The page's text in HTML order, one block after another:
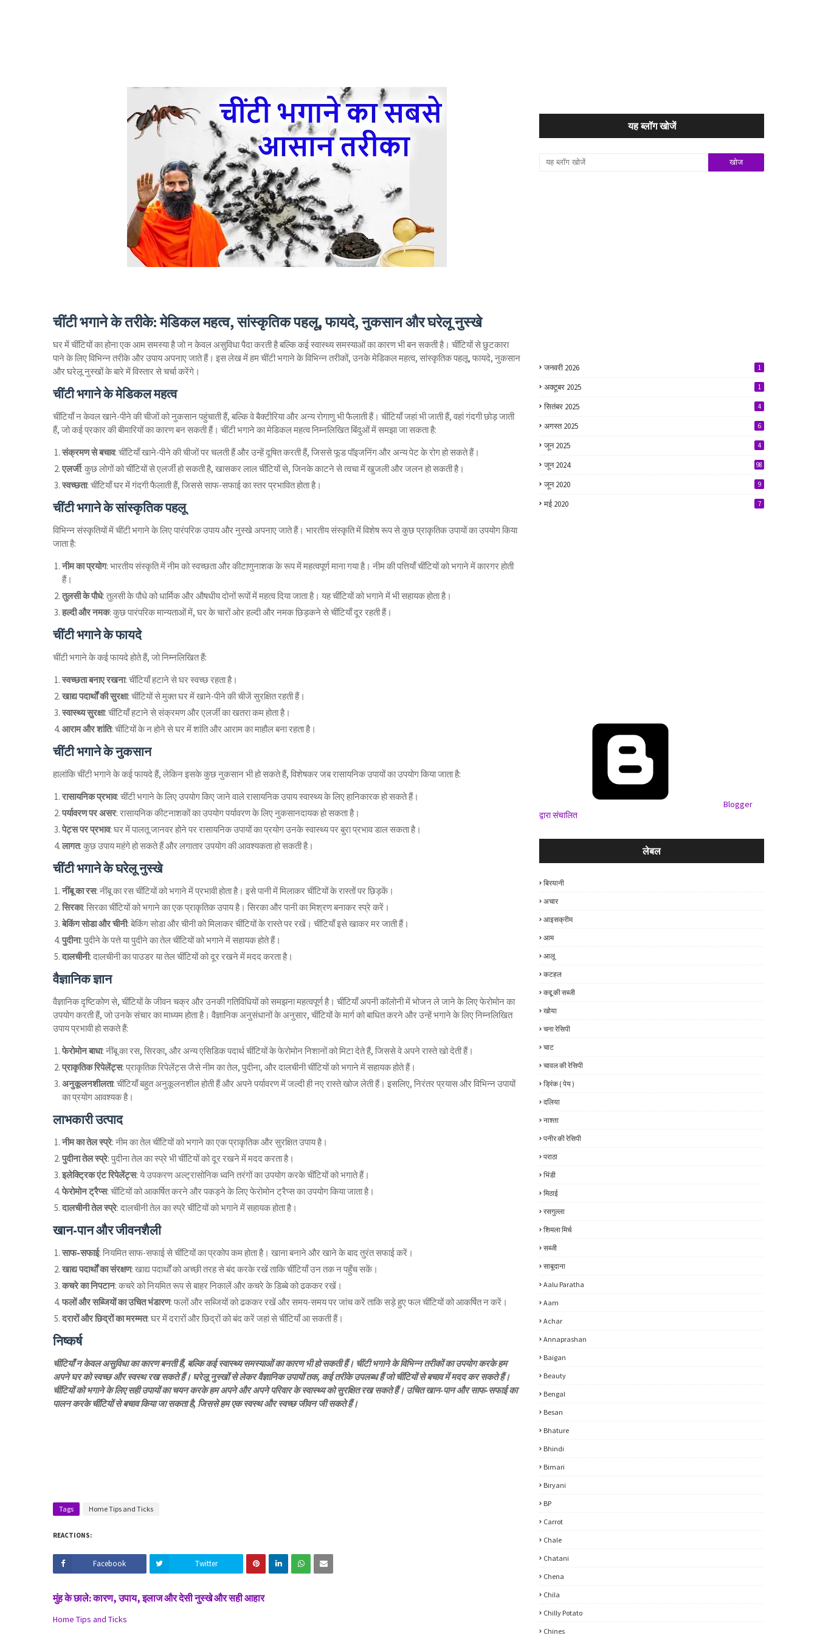
चींटी भगाने के तरीके: मेडिकल महत्व, सांस्कृतिक पहलू, फायदे, नुकसान और घरेलू नुस्खे
घर में चींटियों का होना एक आम समस्या है जो न केवल असुविधा पैदा करती है बल्कि कई स्वास्थ्य समस्याओं का कारण भी बन सकती है। चींटियों से छुटकारा
पाने के लिए विभिन्न तरीके और उपाय अपनाए जाते हैं। इस लेख में हम चींटी भगाने के विभिन्न तरीकों, उनके मेडिकल महत्व, सांस्कृतिक पहलू, फायदे, नुकसान
और घरेलू नुस्खों के बारे में विस्तार से चर्चा करेंगे।
चींटी भगाने के मेडिकल महत्व
चींटियाँ न केवल खाने-पीने की चीजों को नुकसान पहुंचाती हैं, बल्कि वे बैक्टीरिया और अन्य रोगाणु भी फैलाती हैं। चींटियाँ जहां भी जाती हैं, वहां गंदगी छोड़ जाती
हैं, जो कई प्रकार की बीमारियों का कारण बन सकती हैं। चींटी भगाने का मेडिकल महत्व निम्नलिखित बिंदुओं में समझा जा सकता है:
संक्रमण से बचाव: चींटियाँ खाने-पीने की चीजों पर चलती हैं और उन्हें दूषित करती हैं, जिससे फूड पॉइजनिंग और अन्य पेट के रोग हो सकते हैं।
एलर्जी: कुछ लोगों को चींटियों से एलर्जी हो सकती है, खासकर लाल चींटियों से, जिनके काटने से त्वचा में खुजली और जलन हो सकती है।
स्वच्छता: चींटियाँ घर में गंदगी फैलाती हैं, जिससे साफ-सफाई का स्तर प्रभावित होता है।
चींटी भगाने के सांस्कृतिक पहलू
विभिन्न संस्कृतियों में चींटी भगाने के लिए पारंपरिक उपाय और नुस्खे अपनाए जाते हैं। भारतीय संस्कृति में विशेष रूप से कुछ प्राकृतिक उपायों का उपयोग किया
जाता है:
नीम का प्रयोग: भारतीय संस्कृति में नीम को स्वच्छता और कीटाणुनाशक के रूप में महत्वपूर्ण माना गया है। नीम की पत्तियाँ चींटियों को भगाने में कारगर होती
हैं।
तुलसी के पौधे: तुलसी के पौधे को धार्मिक और औषधीय दोनों रूपों में महत्व दिया जाता है। यह चींटियों को भगाने में भी सहायक होता है।
हल्दी और नमक: कुछ पारंपरिक मान्यताओं में, घर के चारों ओर हल्दी और नमक छिड़कने से चींटियाँ दूर रहती हैं।
चींटी भगाने के फायदे
चींटी भगाने के कई फायदे होते हैं, जो निम्नलिखित हैं:
स्वच्छता बनाए रखना: चींटियाँ हटाने से घर स्वच्छ रहता है।
खाद्य पदार्थों की सुरक्षा: चींटियों से मुक्त घर में खाने-पीने की चीजें सुरक्षित रहती हैं।
स्वास्थ्य सुरक्षा: चींटियाँ हटाने से संक्रमण और एलर्जी का खतरा कम होता है।
आराम और शांति: चींटियों के न होने से घर में शांति और आराम का माहौल बना रहता है।
चींटी भगाने के नुकसान
हालांकि चींटी भगाने के कई फायदे हैं, लेकिन इसके कुछ नुकसान भी हो सकते हैं, विशेषकर जब रासायनिक उपायों का उपयोग किया जाता है:
रासायनिक प्रभाव: चींटी भगाने के लिए उपयोग किए जाने वाले रासायनिक उपाय स्वास्थ्य के लिए हानिकारक हो सकते हैं।
पर्यावरण पर असर: रासायनिक कीटनाशकों का उपयोग पर्यावरण के लिए नुकसानदायक हो सकता है।
पेट्स पर प्रभाव: घर में पालतू जानवर होने पर रासायनिक उपायों का प्रयोग उनके स्वास्थ्य पर बुरा प्रभाव डाल सकता है।
लागत: कुछ उपाय महंगे हो सकते हैं और लगातार उपयोग की आवश्यकता हो सकती है।
चींटी भगाने के घरेलू नुस्खे
नींबू का रस: नींबू का रस चींटियों को भगाने में प्रभावी होता है। इसे पानी में मिलाकर चींटियों के रास्तों पर छिड़कें।
सिरका: सिरका चींटियों को भगाने का एक प्राकृतिक उपाय है। सिरका और पानी का मिश्रण बनाकर स्प्रे करें।
बेकिंग सोडा और चीनी: बेकिंग सोडा और चीनी को मिलाकर चींटियों के रास्ते पर रखें। चींटियाँ इसे खाकर मर जाती हैं।
पुदीना: पुदीने के पत्ते या पुदीने का तेल चींटियों को भगाने में सहायक होते हैं।
दालचीनी: दालचीनी का पाउडर या तेल चींटियों को दूर रखने में मदद करता है।
वैज्ञानिक ज्ञान
वैज्ञानिक दृष्टिकोण से, चींटियों के जीवन चक्र और उनकी गतिविधियों को समझना महत्वपूर्ण है। चींटियाँ अपनी कॉलोनी में भोजन ले जाने के लिए फेरोमोन का
उपयोग करती हैं, जो उनके संचार का माध्यम होता है। वैज्ञानिक अनुसंधानों के अनुसार, चींटियों के मार्ग को बाधित करने और उन्हें भगाने के लिए निम्नलिखित
उपाय प्रभावी हो सकते हैं:
फेरोमोन बाधा: नींबू का रस, सिरका, और अन्य एसिडिक पदार्थ चींटियों के फेरोमोन निशानों को मिटा देते हैं, जिससे वे अपने रास्ते खो देती हैं।
प्राकृतिक रिपेलेंट्स: प्राकृतिक रिपेलेंट्स जैसे नीम का तेल, पुदीना, और दालचीनी चींटियों को भगाने में सहायक होते हैं।
अनुकूलनशीलता: चींटियाँ बहुत अनुकूलनशील होती हैं और अपने पर्यावरण में जल्दी ही नए रास्ते खोज लेती हैं। इसलिए, निरंतर प्रयास और विभिन्न उपायों
का प्रयोग आवश्यक है।
लाभकारी उत्पाद
नीम का तेल स्प्रे: नीम का तेल चींटियों को भगाने का एक प्राकृतिक और सुरक्षित उपाय है।
पुदीना तेल स्प्रे: पुदीना तेल का स्प्रे भी चींटियों को दूर रखने में मदद करता है।
इलेक्ट्रिक एंट रिपेलेंट्स: ये उपकरण अल्ट्रासोनिक ध्वनि तरंगों का उपयोग करके चींटियों को भगाते हैं।
फेरोमोन ट्रैप्स: चींटियों को आकर्षित करने और पकड़ने के लिए फेरोमोन ट्रैप्स का उपयोग किया जाता है।
दालचीनी तेल स्प्रे: दालचीनी तेल का स्प्रे चींटियों को भगाने में सहायक होता है।
खान-पान और जीवनशैली
साफ-सफाई: नियमित साफ-सफाई से चींटियों का प्रकोप कम होता है। खाना बनाने और खाने के बाद तुरंत सफाई करें।
खाद्य पदार्थों का संरक्षण: खाद्य पदार्थों को अच्छी तरह से बंद करके रखें ताकि चींटियाँ उन तक न पहुँच सकें।
कचरे का निपटान: कचरे को नियमित रूप से बाहर निकालें और कचरे के डिब्बे को ढककर रखें।
फलों और सब्जियों का उचित भंडारण: फलों और सब्जियों को ढककर रखें और समय-समय पर जांच करें ताकि सड़े हुए फल चींटियों को आकर्षित न करें।
दरारों और छिद्रों का मरम्मत: घर में दरारों और छिद्रों को बंद करें जहां से चींटियाँ आ सकती हैं।
निष्कर्ष
चींटियाँ न केवल असुविधा का कारण बनती हैं, बल्कि कई स्वास्थ्य समस्याओं का कारण भी हो सकती हैं। चींटी भगाने के विभिन्न तरीकों का उपयोग करके हम
अपने घर को स्वच्छ और स्वस्थ रख सकते हैं। घरेलू नुस्खों से लेकर वैज्ञानिक उपायों तक, कई तरीके उपलब्ध हैं जो चींटियों से बचाव में मदद कर सकते हैं।
चींटियों को भगाने के लिए सही उपायों का चयन करके हम अपने और अपने परिवार के स्वास्थ्य को सुरक्षित रख सकते हैं। उचित खान-पान और साफ-सफाई का
पालन करके चींटियों से बचाव किया जा सकता है, जिससे हम एक स्वस्थ और स्वच्छ जीवन जी सकते हैं।
Tags Home Tips and Ticks
REACTIONS:
Facebook Twitter
मुंह के छाले: कारण, उपाय, इलाज और देसी नुस्खे और सही आहार
Home Tips and Ticks
यह ब्लॉग खोजें
जनवरी 2026 1
अक्टूबर 2025 1
सितंबर 2025 4
अगस्त 2025 6
जून 2025 4
जून 2024 98
जून 2020 9
मई 2020 7
Blogger
द्वारा संचालित
लेबल
बिरयानी
अचार
आइसक्रीम
आम
आलू
कटहल
कद्दू की सब्जी
खोया
चना रेसिपी
चाट
चावल की रेसिपी
ड्रिंक ( पेय )
दलिया
नाश्ता
पनीर की रेसिपी
पराठा
भिंडी
मिठाई
रसगुल्ला
शिमला मिर्च
सब्जी
साबूदाना
Aalu Paratha
Aam
Achar
Annaprashan
Baigan
Beauty
Bengal
Besan
Bhature
Bhindi
Bimari
Biryani
BP
Carrot
Chale
Chatani
Chena
Chila
Chilly Potato
Chines